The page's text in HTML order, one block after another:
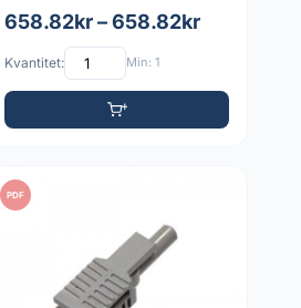
658.82kr – 658.82kr
Kvantitet: Min: 1
PDF